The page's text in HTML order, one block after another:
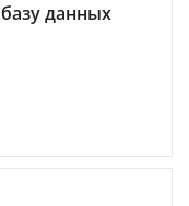
данных